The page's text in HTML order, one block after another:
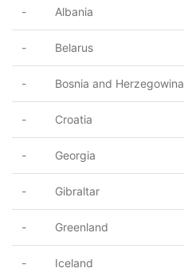
- Albania
- Belarus
- Bosnia and Herzegowina
- Croatia
- Georgia
- Gibraltar
- Greenland
- Iceland